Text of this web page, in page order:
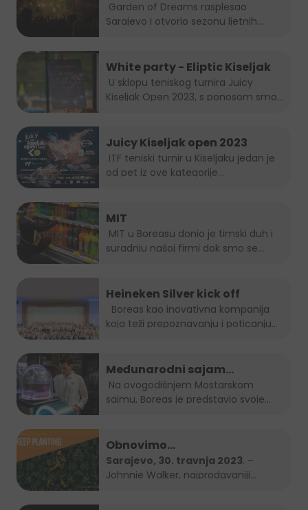
Sarajevo I otvorio sezonu ljetnih...
White party - Eliptic Kiseljak
Kiseljak Open 2023, s ponosom smo...
Juicy Kiseljak open 2023
od pet iz ove kategorije...
MIT
suradnju našoj firmi dok smo se...
Heineken Silver kick off
koja teži prepoznavanju i poticanju
Međunarodni sajam
gospodarstva Mostar 2023.
sajmu, Boreas je predstavio svoje
Obnovimo
bosanskohercegovačke šume
zajedno – Keep Planting
Sarajevo, 30. travnja 2023. –
Johnnie Walker, najprodavaniji